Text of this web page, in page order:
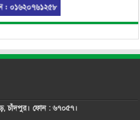
চাঁদপুর। ফোন : ৬৭০৫৭।